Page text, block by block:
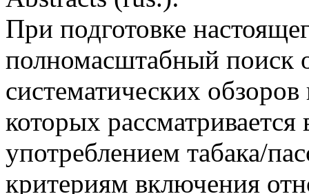
При подготовке
полномасштабный поиск
систематических
которых
употреблением табака/
критериям включения